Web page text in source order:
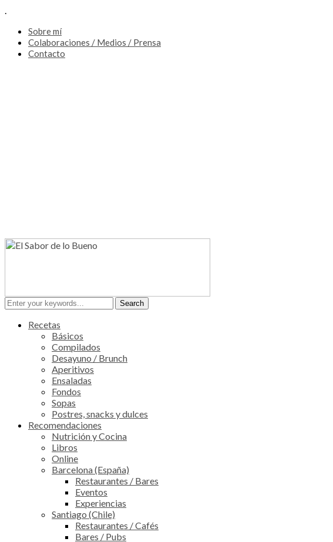
.
Sobre mí
Colaboraciones / Medios / Prensa
Contacto
Recetas
Básicos
Compilados
Desayuno / Brunch
Aperitivos
Ensaladas
Fondos
Sopas
Postres, snacks y dulces
Recomendaciones
Nutrición y Cocina
Libros
Online
Barcelona (España)
Restaurantes / Bares
Eventos
Experiencias
Santiago (Chile)
Restaurantes / Cafés
Bares / Pubs